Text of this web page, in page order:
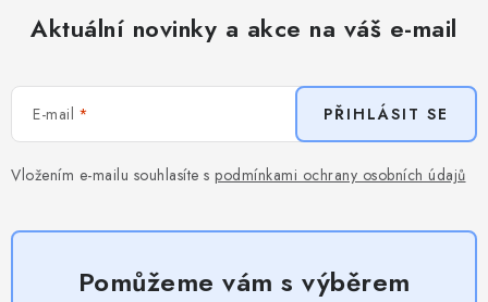
Aktuální novinky a akce na váš e-mail
E-mail
Vložením e-mailu souhlasíte s podmínkami ochrany osobních údajů
PŘIHLÁSIT SE
Pomůžeme vám s výběrem